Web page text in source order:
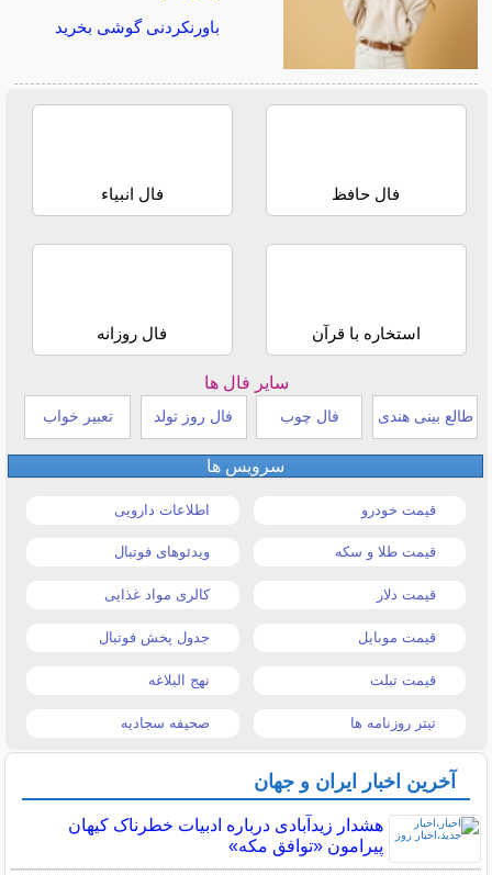
باورنکردنی گوشی بخرید
فال حافظ فال انبیاء
استخاره با قرآن فال روزانه
سایر فال ها
طالع بینی هندی فال چوب فال روز تولد تعبیر خواب
سرویس ها
قیمت خودرو اطلاعات دارویی
قیمت طلا و سکه ویدئوهای فوتبال
قیمت دلار کالری مواد غذایی
قیمت موبایل جدول پخش فوتبال
قیمت تبلت نهج البلاغه
تیتر روزنامه ها صحیفه سجادیه
آخرین اخبار ایران و جهان
هشدار زیدآبادی درباره ادبیات خطرناک کیهان
پیرامون «توافق مکه»